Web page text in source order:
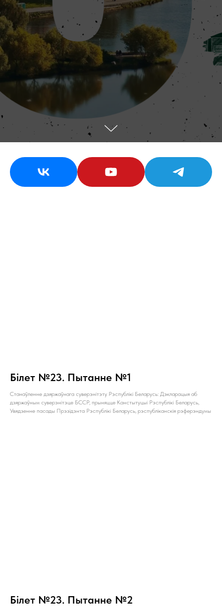
Білет №23. Пытанне №1
Станаўленне дзяржаўнага суверэнітэту Рэспублікі Беларусь: Дэкларацыя аб
дзяржаўным суверэнітэце БССР, прыняцце Канстытуцыі Рэспублікі Беларусь,
Увядзенне пасады Прэзідэнта Рэспублікі Беларусь, рэспубліканскія рэферэндумы
Білет №23. Пытанне №2